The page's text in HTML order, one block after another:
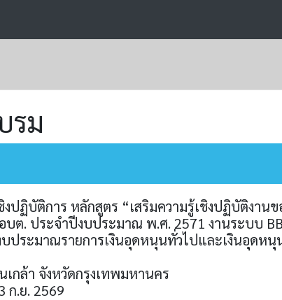
รม
งปฏิบัติการ หลักสูตร “เสริมความรู้เชิงปฏิบัติงา
บต. ประจำปีงบประมาณ พ.ศ. 2571 งานระบบ
ประมาณรายการเงินอุดหนุนทั่วไปและเงินอุดห
กล้า จังหวัดกรุงเทพมหานคร
ก.ย. 2569